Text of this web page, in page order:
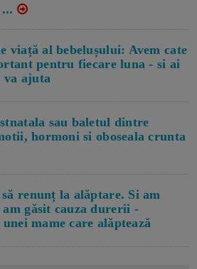
...
viață al bebelușului: Avem cate
pentru fiecare luna - si ai
va ajuta
sau baletul dintre
hormoni si oboseala crunta
renunț la alăptare. Si am
am găsit cauza durerii -
mame care alăptează